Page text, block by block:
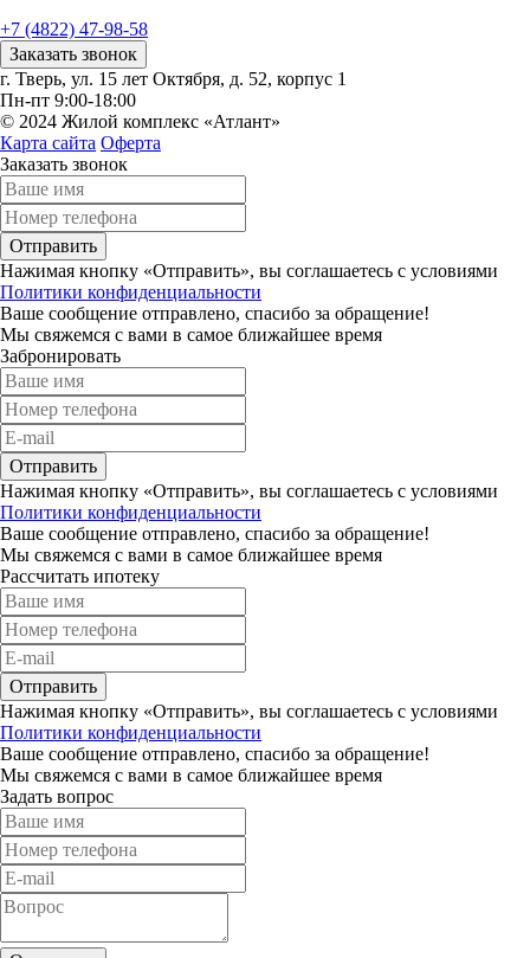
+7 (4822) 47-98-58
Заказать звонок
г. Тверь, ул. 15 лет Октября, д. 52, корпус 1
Пн-пт 9:00-18:00
© 2024 Жилой комплекс «Атлант»
Карта сайта Оферта
Заказать звонок
Отправить
Нажимая кнопку «Отправить», вы соглашаетесь с условиями
Политики конфиденциальности
Ваше сообщение отправлено, спасибо за обращение!
Мы свяжемся с вами в самое ближайшее время
Забронировать
Отправить
Нажимая кнопку «Отправить», вы соглашаетесь с условиями
Политики конфиденциальности
Ваше сообщение отправлено, спасибо за обращение!
Мы свяжемся с вами в самое ближайшее время
Рассчитать ипотеку
Отправить
Нажимая кнопку «Отправить», вы соглашаетесь с условиями
Политики конфиденциальности
Ваше сообщение отправлено, спасибо за обращение!
Мы свяжемся с вами в самое ближайшее время
Задать вопрос